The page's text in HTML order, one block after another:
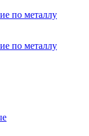
по металлу
по металлу